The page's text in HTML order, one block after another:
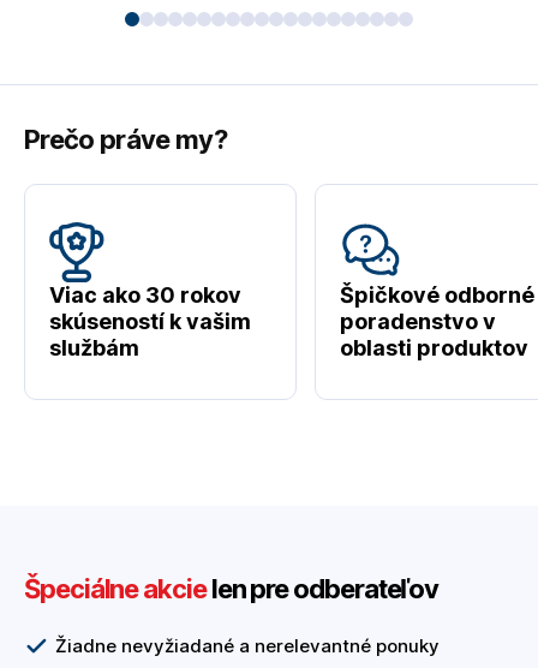
Prečo práve my?
Viac ako 30 rokov
skúseností k vašim
službám
Špičkové odborné
poradenstvo v
oblasti produktov
Špeciálne akcielen pre odberateľov
Žiadne nevyžiadané a nerelevantné ponuky